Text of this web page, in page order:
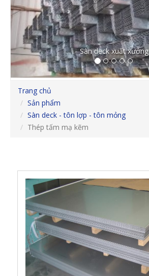
Sàn deck xuất xưởng
Trang chủ
Sản phẩm
Sàn deck - tôn lợp - tôn mỏng
Thép tấm mạ kẽm